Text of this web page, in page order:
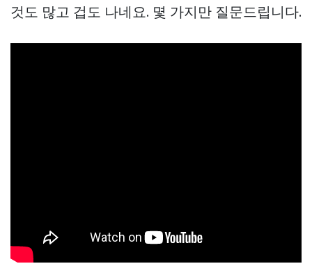
것도 많고 겁도 나네요. 몇 가지만 질문드립니다.